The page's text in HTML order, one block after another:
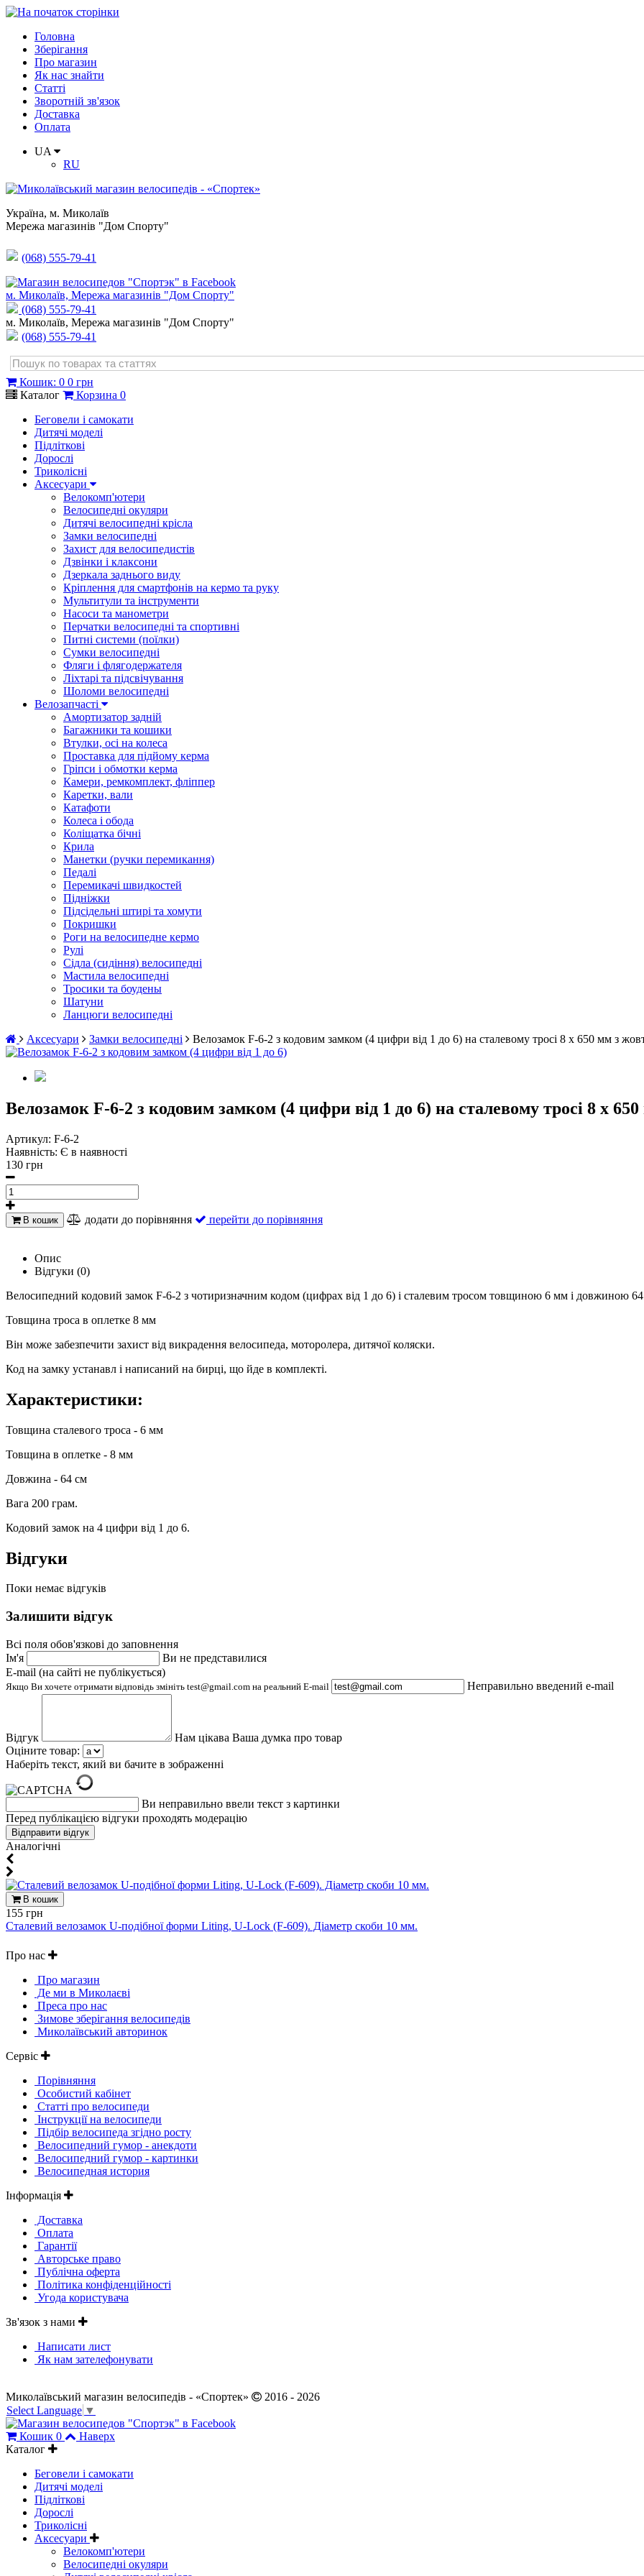
Головна
Зберігання
Про магазин
Як нас знайти
Статті
Зворотній зв'язок
Доставка
Оплата
UA
RU
Україна, м. Миколаїв
Мережа магазинів "Дом Спорту"
(068) 555-79-41
м. Миколаїв, Мережа магазинів "Дом Спорту"
(068) 555-79-41
м. Миколаїв, Мережа магазинів "Дом Спорту"
(068) 555-79-41
Кошик: 0 0 грн
Каталог
Корзина 0
Беговели і самокати
Дитячі моделі
Підліткові
Дорослі
Триколісні
Аксесуари
Велокомп'ютери
Велосипедні окуляри
Дитячі велосипедні крісла
Замки велосипедні
Захист для велосипедистів
Дзвінки і клаксони
Дзеркала заднього виду
Кріплення для смартфонів на кермо та руку
Мультитули та інструменти
Насоси та манометри
Перчатки велосипедні та спортивні
Питні системи (поїлки)
Сумки велосипедні
Фляги і флягодержателя
Ліхтарі та підсвічування
Шоломи велосипедні
Велозапчасті
Амортизатор задній
Багажники та кошики
Втулки, осі на колеса
Проставка для підйому керма
Гріпси і обмотки керма
Камери, ремкомплект, фліппер
Каретки, вали
Катафоти
Колеса і обода
Коліщатка бічні
Крила
Манетки (ручки перемикання)
Педалі
Перемикачі швидкостей
Підніжки
Підсідельні штирі та хомути
Покришки
Роги на велосипедне кермо
Рулі
Сідла (сидіння) велосипедні
Мастила велосипедні
Тросики та боудены
Шатуни
Ланцюги велосипедні
Аксесуари
Замки велосипедні Велозамок F-6-2 з кодовим замком (4 цифри від 1 до 6) на сталевому тросі 8 х 650 мм з
Велозамок F-6-2 з кодовим замком (4 цифри від 1 до 6) на сталевому тросі 8 х
Артикул: F-6-2
Наявність: Є в наявності
130 грн
В кошик додати до порівняння перейти до порівняння
Опис
Відгуки (0)
Велосипедний кодовий замок F-6-2 з чотиризначним кодом (цифрах від 1 до 6) і сталевим тросом товщиною 6 мм і довжиною
Товщина троса в оплетке 8 мм
Він може забезпечити захист від викрадення велосипеда, моторолера, дитячої коляски.
Код на замку устанавл і написаний на бирці, що йде в комплекті.
Характеристики:
Товщина сталевого троса - 6 мм
Товщина в оплетке - 8 мм
Довжина - 64 см
Вага 200 грам.
Кодовий замок на 4 цифри від 1 до 6.
Відгуки
Поки немає відгуків
Залишити відгук
Всі поля обов'язкові до заповнення
Ім'я
Ви не представилися
E-mail (на сайті не публікується)
Якщо Ви хочете отримати відповідь змініть test@gmail.com на реальний E-mail Неправильно введений e-mail
Відгук
Нам цікава Ваша думка про товар
Оціните товар:
Наберіть текст, який ви бачите в зображенні
Ви неправильно ввели текст з картинки
Перед публікацією відгуки проходять модерацію
Aналогічні
В кошик
155 грн
Сталевий велозамок U-подібної форми Liting, U-Lock (F-609). Діаметр скоби 10 мм.
Про нас
Про магазин
Де ми в Миколаєві
Преса про нас
Зимове зберігання велосипедів
Миколаївський авторинок
Сервіс
Порівняння
Особистий кабінет
Статті про велосипеди
Інструкції на велосипеди
Підбір велосипеда згідно росту
Велосипедний гумор - анекдоти
Велосипедний гумор - картинки
Велосипедная история
Інформація
Доставка
Оплата
Гарантії
Авторське право
Публічна оферта
Політика конфіденційності
Угода користувача
Зв'язок з нами
Написати лист
Як нам зателефонувати
Миколаївський магазин велосипедів - «Спортек»
2016 - 2026
Select Language ▼
Кошик 0
Наверх
Каталог
Беговели і самокати
Дитячі моделі
Підліткові
Дорослі
Триколісні
Аксесуари
Велокомп'ютери
Велосипедні окуляри